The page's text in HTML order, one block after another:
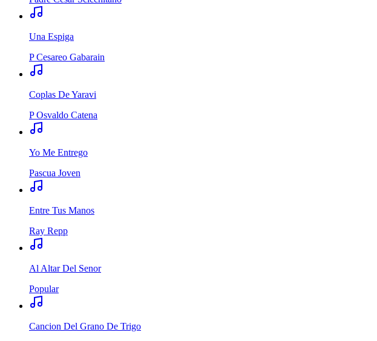
Una Espiga
P Cesareo Gabarain
Coplas De Yaravi
P Osvaldo Catena
Yo Me Entrego
Pascua Joven
Entre Tus Manos
Ray Repp
Al Altar Del Senor
Popular
Cancion Del Grano De Trigo